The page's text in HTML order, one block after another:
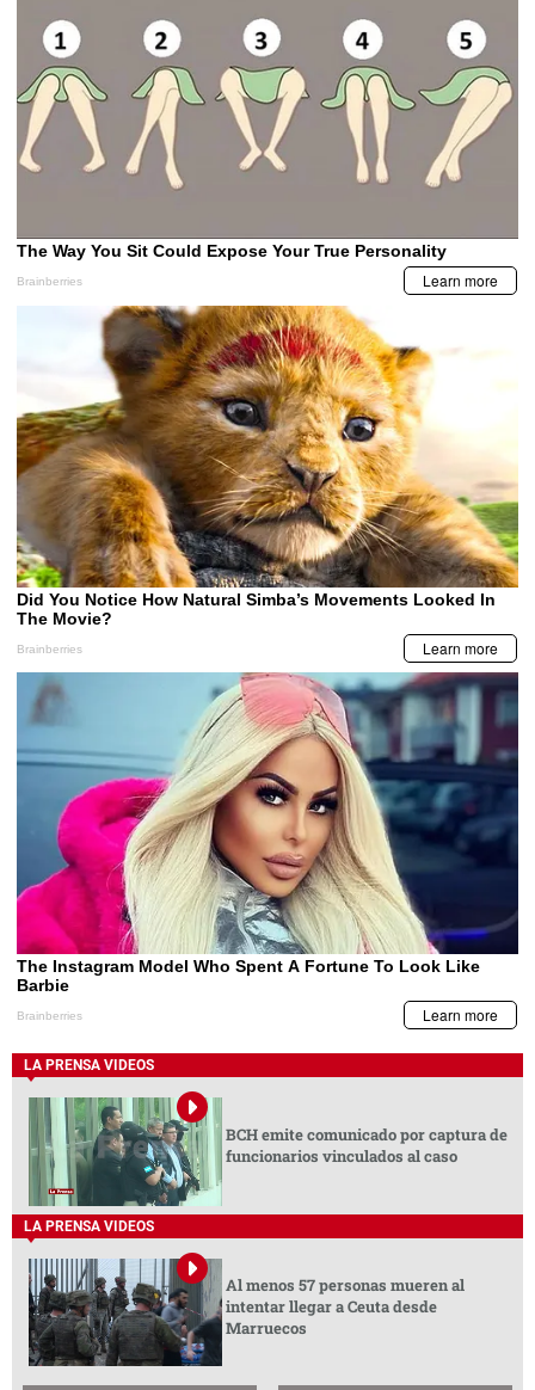
LA PRENSA VIDEOS
BCH emite comunicado por captura de
funcionarios vinculados al caso
LA PRENSA VIDEOS
Al menos 57 personas mueren al
intentar llegar a Ceuta desde
Marruecos